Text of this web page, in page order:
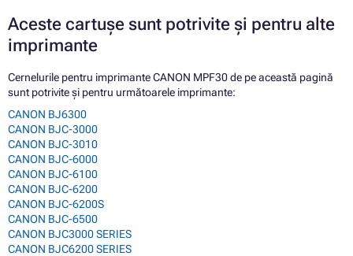
Aceste cartușe sunt potrivite și pentru alte
imprimante
Cernelurile pentru imprimante CANON MPF30 de pe această pagină
sunt potrivite și pentru următoarele imprimante:
CANON BJ6300
CANON BJC-3000
CANON BJC-3010
CANON BJC-6000
CANON BJC-6100
CANON BJC-6200
CANON BJC-6200S
CANON BJC-6500
CANON BJC3000 SERIES
CANON BJC6200 SERIES